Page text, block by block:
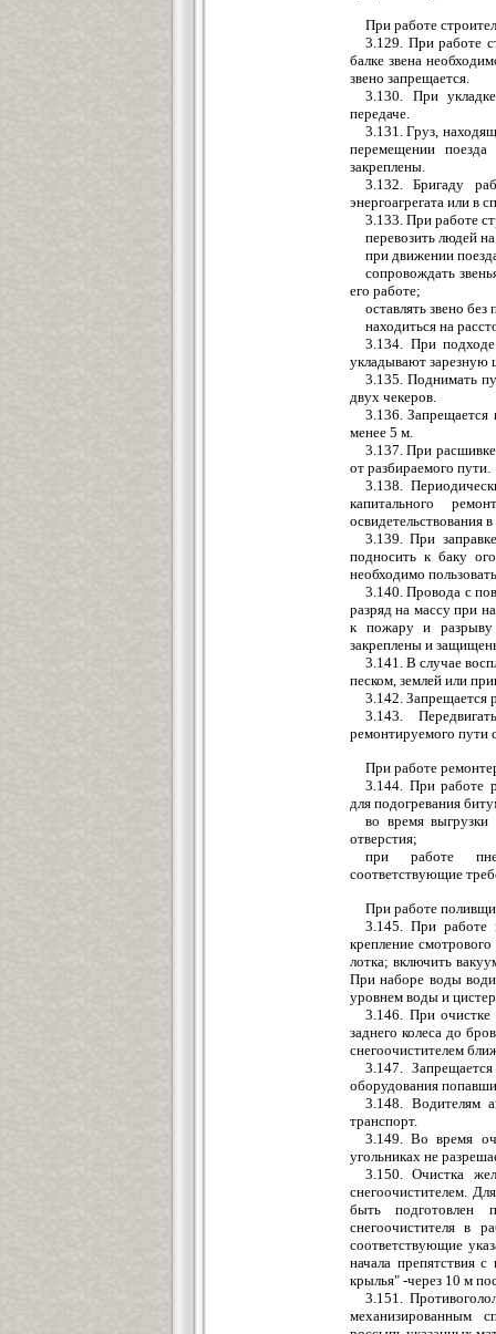
При работе
3.129. При работе
балке звена
звено запрещается.
3.130. При
передаче.
3.131. Груз,
перемещении
закреплены.
3.132. Бригаду
энергоагрегата или в
3.133. При работе
перевозить людей
при движении
сопровождать
его работе;
оставлять звено
находиться на
3.134. При
укладывают зарезную
3.135. Поднимать
двух чекеров.
3.136. Запрещается
менее 5 м.
3.137. При расшивке
от разбираемого пути.
3.138.
капитального
освидетельствования
3.139. При
подносить к баку
необходимо
3.140. Провода с
разряд на массу при
к пожару и разрыву
закреплены и
3.141. В случае
песком, землей или
3.142. Запрещается
3.143.
ремонтируемого пути
При работе
3.144. При работе
для подогревания
во время выгрузки
отверстия;
при работе
соответствующие
При работе
3.145. При работе
крепление
лотка; включить
При наборе воды
уровнем воды и
3.146. При очистке
заднего колеса до
снегоочистителем
3.147.
оборудования
3.148. Водителям
транспорт.
3.149. Во время
угольниках не
3.150. Очистка
снегоочистителем.
быть подготовлен
снегоочистителя в
соответствующие
начала препятствия
крылья" -через 10 м
3.151.
механизированным